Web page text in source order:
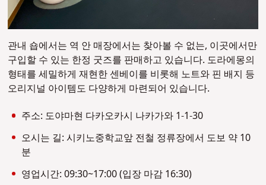
관내 숍에서는 역 안 매장에서는 찾아볼 수 없는, 이곳에서만
구입할 수 있는 한정 굿즈를 판매하고 있습니다. 도라에몽의
형태를 세밀하게 재현한 센베이를 비롯해 노트와 핀 배지 등
오리지널 아이템도 다양하게 마련되어 있습니다.
주소: 도야마현 다카오카시 나카가와 1-1-30
오시는 길: 시키노중학교앞 전철 정류장에서 도보 약 10
분
영업시간: 09:30~17:00 (입장 마감 16:30)